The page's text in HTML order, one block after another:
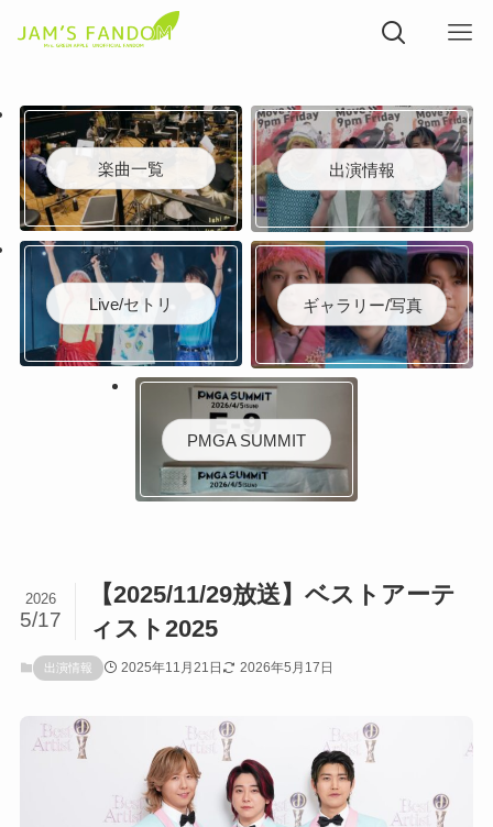
楽曲一覧 出演情報
Live/セトリ ギャラリー/写真
PMGA SUMMIT
【2025/11/29放送】ベストアーテ
ィスト2025
2026
5/17
出演情報 2025年11月21日 2026年5月17日